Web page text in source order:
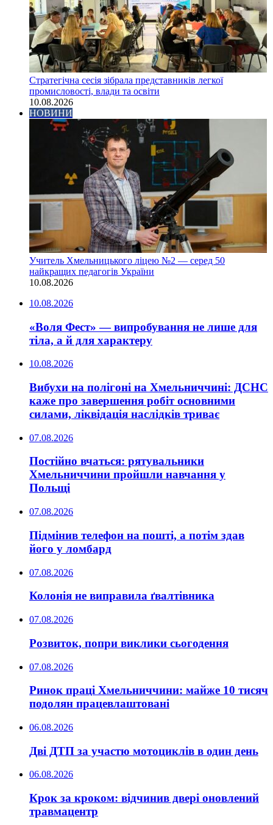
Стратегічна сесія зібрала представників легкої
промисловості, влади та освіти
10.08.2026
НОВИНИ
Учитель Хмельницького ліцею №2 — серед 50
найкращих педагогів України
10.08.2026
10.08.2026
«Воля Фест» — випробування не лише для
тіла, а й для характеру
10.08.2026
Вибухи на полігоні на Хмельниччині: ДСНС
каже про завершення робіт основними
силами, ліквідація наслідків триває
07.08.2026
Постійно вчаться: рятувальники
Хмельниччини пройшли навчання у
Польщі
07.08.2026
Підмінив телефон на пошті, а потім здав
його у ломбард
07.08.2026
Колонія не виправила ґвалтівника
07.08.2026
Розвиток, попри виклики сьогодення
07.08.2026
Ринок праці Хмельниччини: майже 10 тисяч
подолян працевлаштовані
06.08.2026
Дві ДТП за участю мотоциклів в один день
06.08.2026
Крок за кроком: відчинив двері оновлений
травмацентр